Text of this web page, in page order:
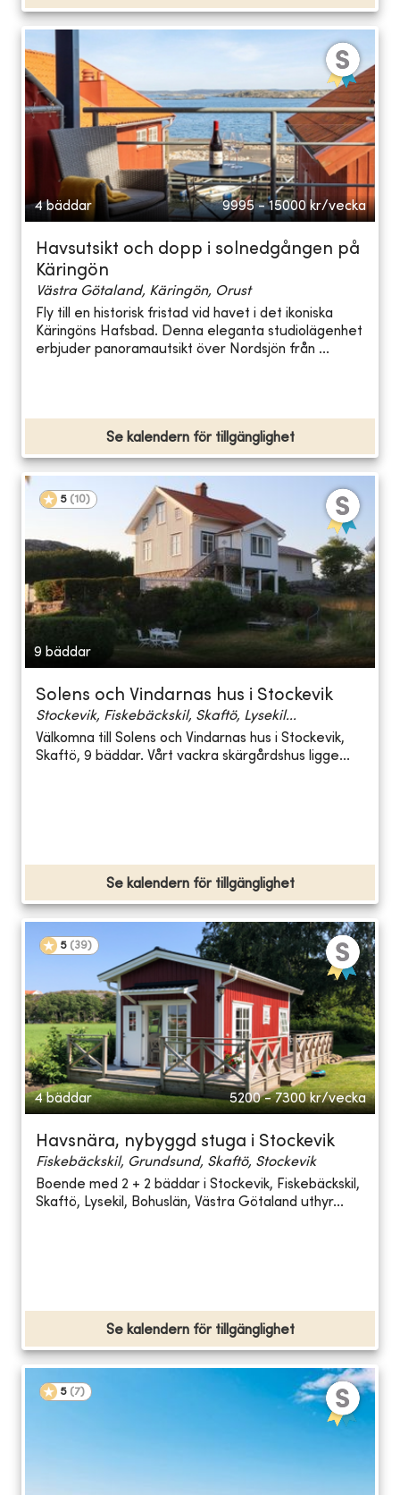
4 bäddar 9995 - 15000 kr/vecka
Havsutsikt och dopp i solnedgången på
Käringön
Västra Götaland, Käringön, Orust
Fly till en historisk fristad vid havet i det ikoniska
Käringöns Hafsbad. Denna eleganta studiolägenhet
erbjuder panoramautsikt över Nordsjön från ...
Se kalendern för tillgänglighet
5 (10)
9 bäddar
Solens och Vindarnas hus i Stockevik
Stockevik, Fiskebäckskil, Skaftö, Lysekil...
Välkomna till Solens och Vindarnas hus i Stockevik,
Skaftö, 9 bäddar. Vårt vackra skärgårdshus ligge...
Se kalendern för tillgänglighet
5 (39)
4 bäddar 5200 - 7300 kr/vecka
Havsnära, nybyggd stuga i Stockevik
Fiskebäckskil, Grundsund, Skaftö, Stockevik
Boende med 2 + 2 bäddar i Stockevik, Fiskebäckskil,
Skaftö, Lysekil, Bohuslän, Västra Götaland uthyr...
Se kalendern för tillgänglighet
5 (7)